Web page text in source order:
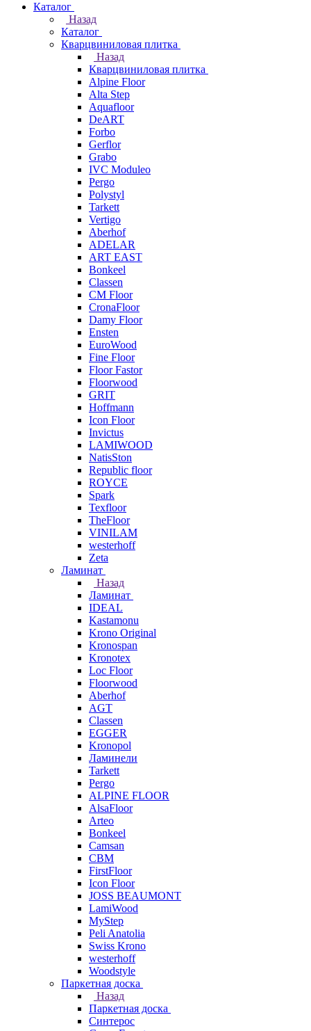
Каталог
Назад
Каталог
Кварцвиниловая плитка
Назад
Кварцвиниловая плитка
Alpine Floor
Alta Step
Aquafloor
DeART
Forbo
Gerflor
Grabo
IVC Moduleo
Pergo
Polystyl
Tarkett
Vertigo
Aberhof
ADELAR
ART EAST
Bonkeel
Classen
CM Floor
CronaFloor
Damy Floor
Ensten
EuroWood
Fine Floor
Floor Fastor
Floorwood
GRIT
Hoffmann
Icon Floor
Invictus
LAMIWOOD
NatisSton
Republic floor
ROYCE
Spark
Texfloor
TheFloor
VINILAM
westerhoff
Zeta
Ламинат
Назад
Ламинат
IDEAL
Kastamonu
Krono Original
Kronospan
Kronotex
Loc Floor
Floorwood
Aberhof
AGT
Classen
EGGER
Kronopol
Ламинели
Tarkett
Pergo
ALPINE FLOOR
AlsaFloor
Arteo
Bonkeel
Camsan
CBM
FirstFloor
Icon Floor
JOSS BEAUMONT
LamiWood
MyStep
Peli Anatolia
Swiss Krono
westerhoff
Woodstyle
Паркетная доска
Назад
Паркетная доска
Синтерос